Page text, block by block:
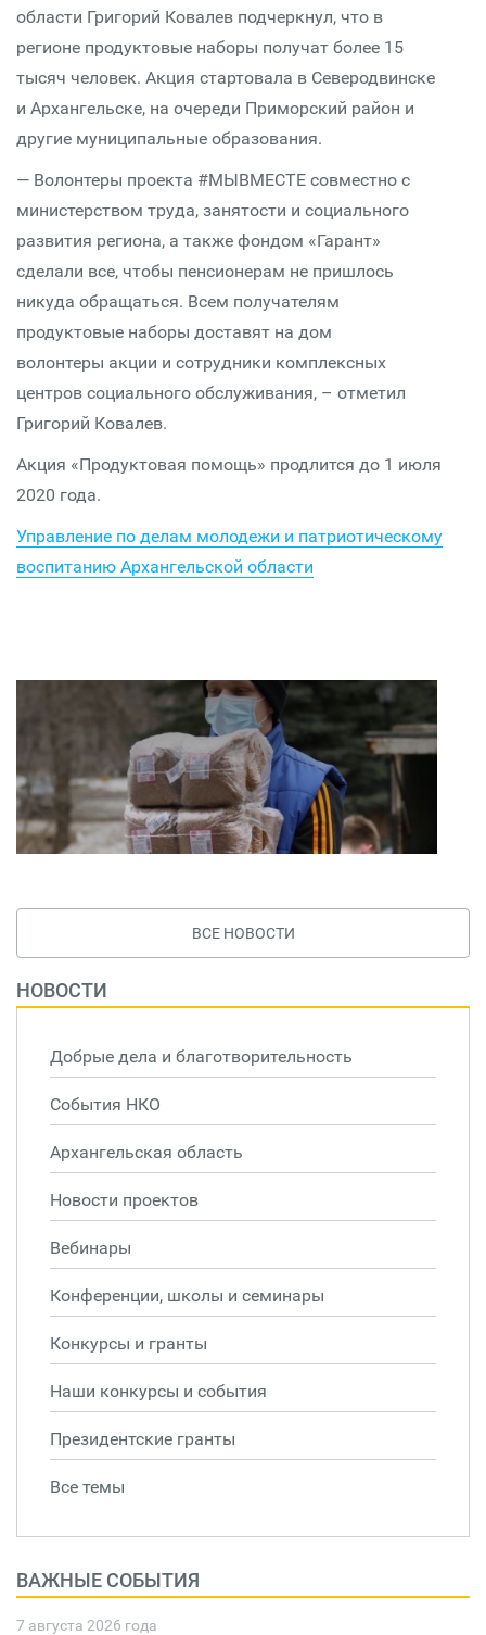
области Григорий Ковалев подчеркнул, что в
регионе продуктовые наборы получат более 15
тысяч человек. Акция стартовала в Северодвинске
и Архангельске, на очереди Приморский район и
другие муниципальные образования.
— Волонтеры проекта #МЫВМЕСТЕ совместно с
министерством труда, занятости и социального
развития региона, а также фондом «Гарант»
сделали все, чтобы пенсионерам не пришлось
никуда обращаться. Всем получателям
продуктовые наборы доставят на дом
волонтеры акции и сотрудники комплексных
центров социального обслуживания, – отметил
Григорий Ковалев.
Акция «Продуктовая помощь» продлится до 1 июля
2020 года.
Управление по делам молодежи и патриотическому
воспитанию Архангельской области
ВСЕ НОВОСТИ
НОВОСТИ
Добрые дела и благотворительность
События НКО
Архангельская область
Новости проектов
Вебинары
Конференции, школы и семинары
Конкурсы и гранты
Наши конкурсы и события
Президентские гранты
Все темы
ВАЖНЫЕ СОБЫТИЯ
7 августа 2026 года